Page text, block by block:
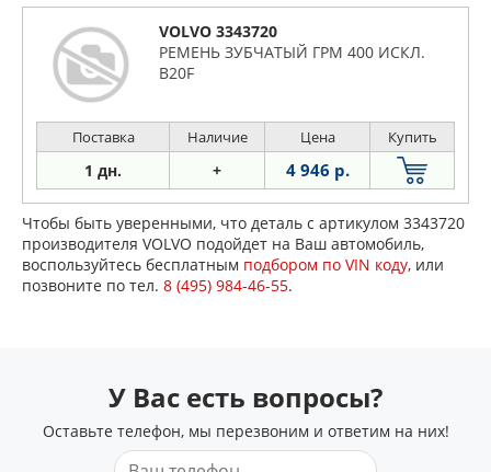
VOLVO 3343720
РЕМЕНЬ ЗУБЧАТЫЙ ГРМ 400 ИСКЛ.
B20F
Поставка Наличие Цена Купить
1 дн. + 4 946 р.
Чтобы быть уверенными, что деталь с артикулом 3343720
производителя VOLVO подойдет на Ваш автомобиль,
воспользуйтесь бесплатным подбором по VIN коду, или
позвоните по тел. 8 (495) 984-46-55.
У Вас есть вопросы?
Оставьте телефон, мы перезвоним и ответим на них!